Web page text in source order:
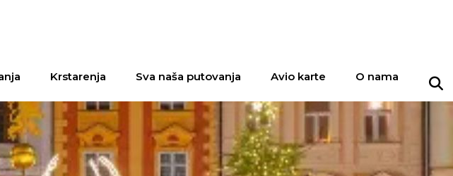
Krstarenja Sva naša putovanja Avio karte O nama